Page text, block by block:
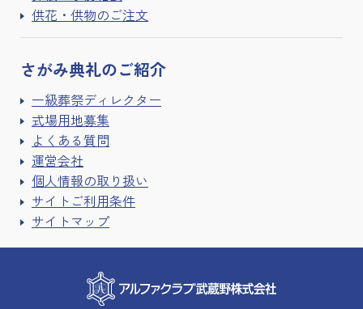
供花・供物のご注文
さがみ典礼のご紹介
一級葬祭ディレクター
式場用地募集
よくある質問
運営会社
個人情報の取り扱い
サイトご利用条件
サイトマップ